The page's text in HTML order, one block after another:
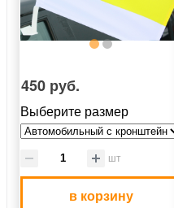
450 руб.
Выберите размер
шт
в корзину